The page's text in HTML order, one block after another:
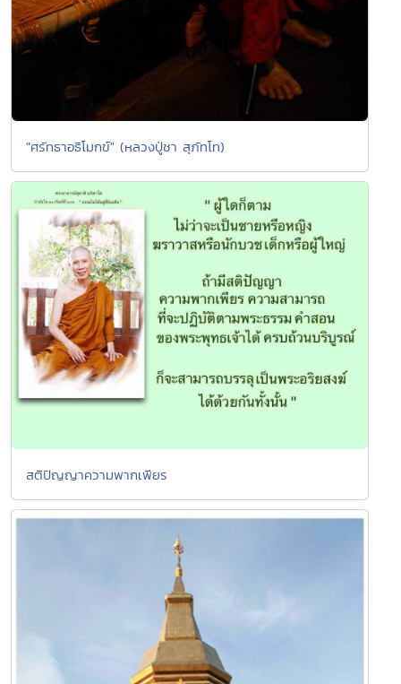
"ศรัทธาอธิโมกข์" (หลวงปู่ชา สุภัทโท)
สติปัญญาความพากเพียร